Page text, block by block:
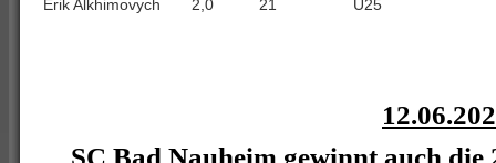
Erik Alkhimovych
2,0 21 U25